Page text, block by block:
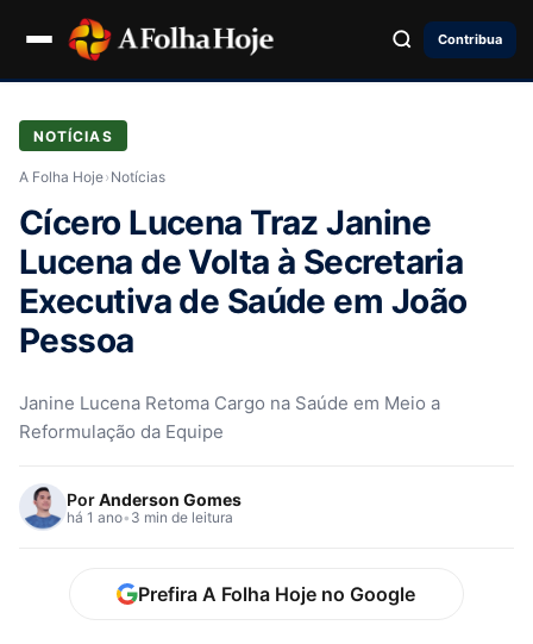
Contribua
NOTÍCIAS
A Folha Hoje› Notícias
Cícero Lucena Traz Janine
Lucena de Volta à Secretaria
Executiva de Saúde em João
Pessoa
Janine Lucena Retoma Cargo na Saúde em Meio a
Reformulação da Equipe
PorAnderson Gomes
há 1 ano• 3 min de leitura
Prefira A Folha Hoje no Google